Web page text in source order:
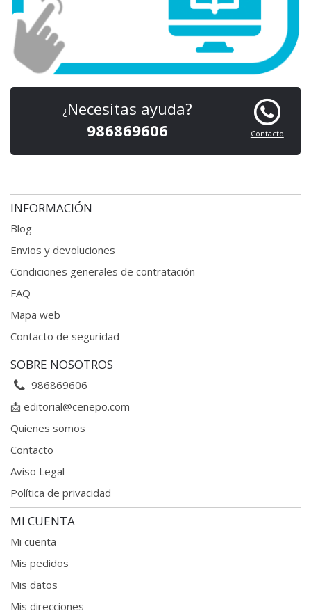
Contacto
¿ Necesitas ayuda?
986869606
INFORMACIÓN
Blog
Envios y devoluciones
Condiciones generales de contratación
FAQ
Mapa web
Contacto de seguridad
SOBRE NOSOTROS
986869606
📩 editorial@cenepo.com
Quienes somos
Contacto
Aviso Legal
Política de privacidad
MI CUENTA
Mi cuenta
Mis pedidos
Mis datos
Mis direcciones